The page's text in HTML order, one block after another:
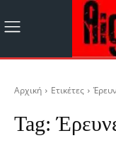
Αρχική Ετικέτες
Tag: